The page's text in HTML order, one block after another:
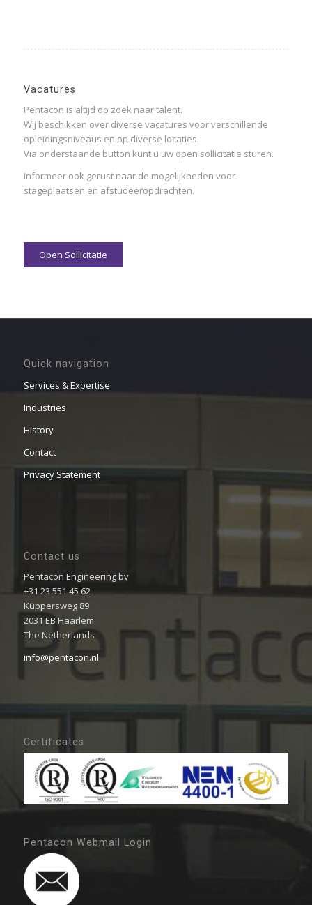
Vacatures
Pentacon is altijd op zoek naar talent.
Wij beschikken over diverse vacatures voor verschillende
opleidingsniveaus en op diverse locaties.
Via onderstaande button kunt u uw open sollicitatie sturen.
Informeer ook gerust naar de mogelijkheden voor
stageplaatsen en afstudeeropdrachten.
Open Sollicitatie
Quick navigation
Services & Expertise
Industries
History
Contact
Privacy Statement
Contact us
Pentacon Engineering bv
+31 23 551 45 62
Küppersweg 89
2031 EB Haarlem
The Netherlands
info@pentacon.nl
Certificates
Pentacon Webmail Login